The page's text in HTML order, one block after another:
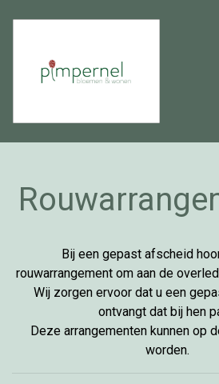
Bij een gepast afscheid
rouwarrangement om aan de
Wij zorgen ervoor dat u een
ontvangt dat bij hen
Deze arrangementen kunnen op
worden.